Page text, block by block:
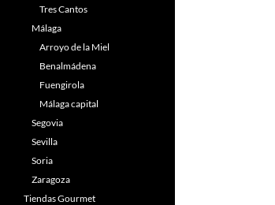
Tres Cantos
Málaga
Arroyo de la Miel
Benalmádena
Fuengirola
Málaga capital
Segovia
Sevilla
Soria
Zaragoza
Tiendas Gourmet